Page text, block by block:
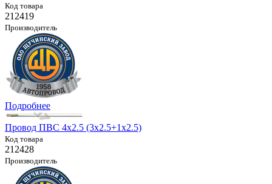
Код товара
212419
Производитель
Подробнее
Провод ПВС 4х2.5 (3х2.5+1х2.5)
Код товара
212428
Производитель